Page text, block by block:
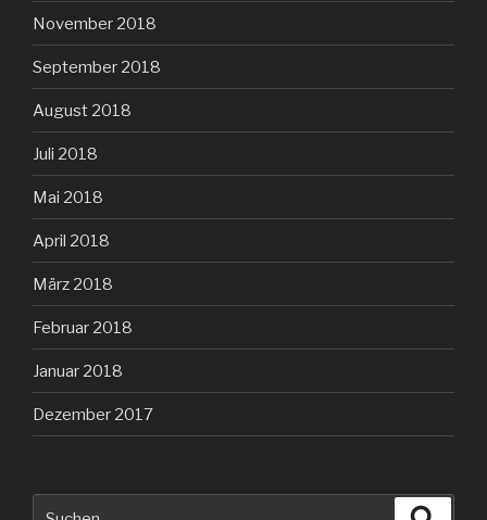
November 2018
September 2018
August 2018
Juli 2018
Mai 2018
April 2018
März 2018
Februar 2018
Januar 2018
Dezember 2017